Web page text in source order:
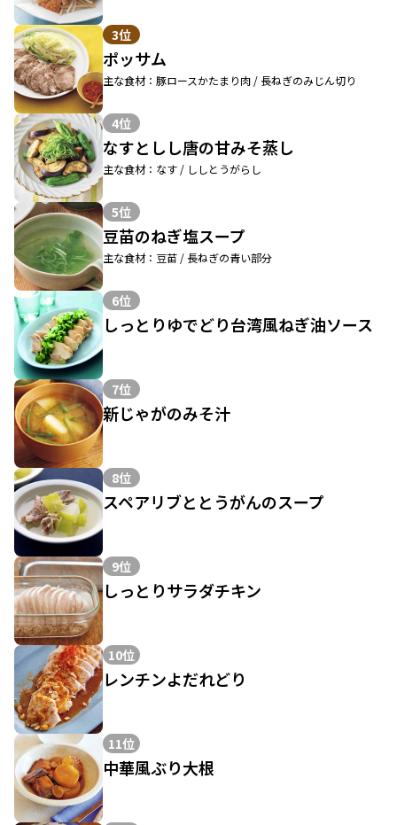
3位
ポッサム
主な食材：豚ロースかたまり肉 / 長ねぎのみじん切り
4位
なすとしし唐の甘みそ蒸し
主な食材：なす / ししとうがらし
5位
豆苗のねぎ塩スープ
主な食材：豆苗 / 長ねぎの青い部分
6位
しっとりゆでどり台湾風ねぎ油ソース
7位
新じゃがのみそ汁
8位
スペアリブととうがんのスープ
9位
しっとりサラダチキン
10位
レンチンよだれどり
11位
中華風ぶり大根